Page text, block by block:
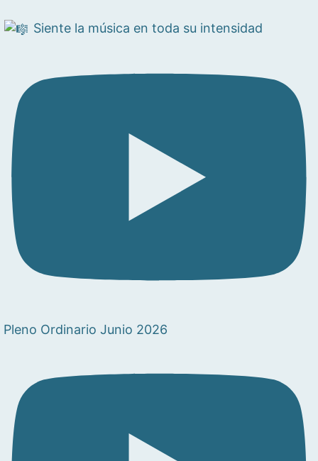
Siente la música en toda su intensidad
Pleno Ordinario Junio 2026